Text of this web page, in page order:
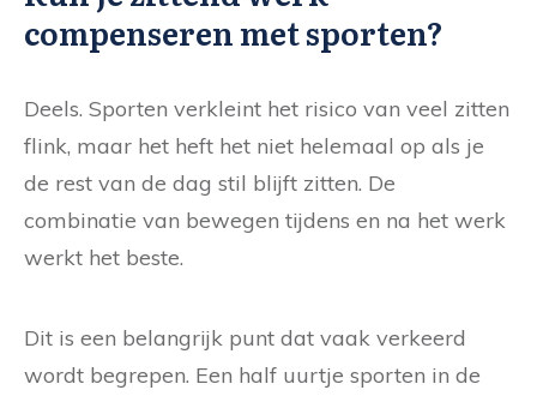
compenseren met sporten?
Deels. Sporten verkleint het risico van veel zitten
flink, maar het heft het niet helemaal op als je
de rest van de dag stil blijft zitten. De
combinatie van bewegen tijdens en na het werk
werkt het beste.
Dit is een belangrijk punt dat vaak verkeerd
wordt begrepen. Een half uurtje sporten in de